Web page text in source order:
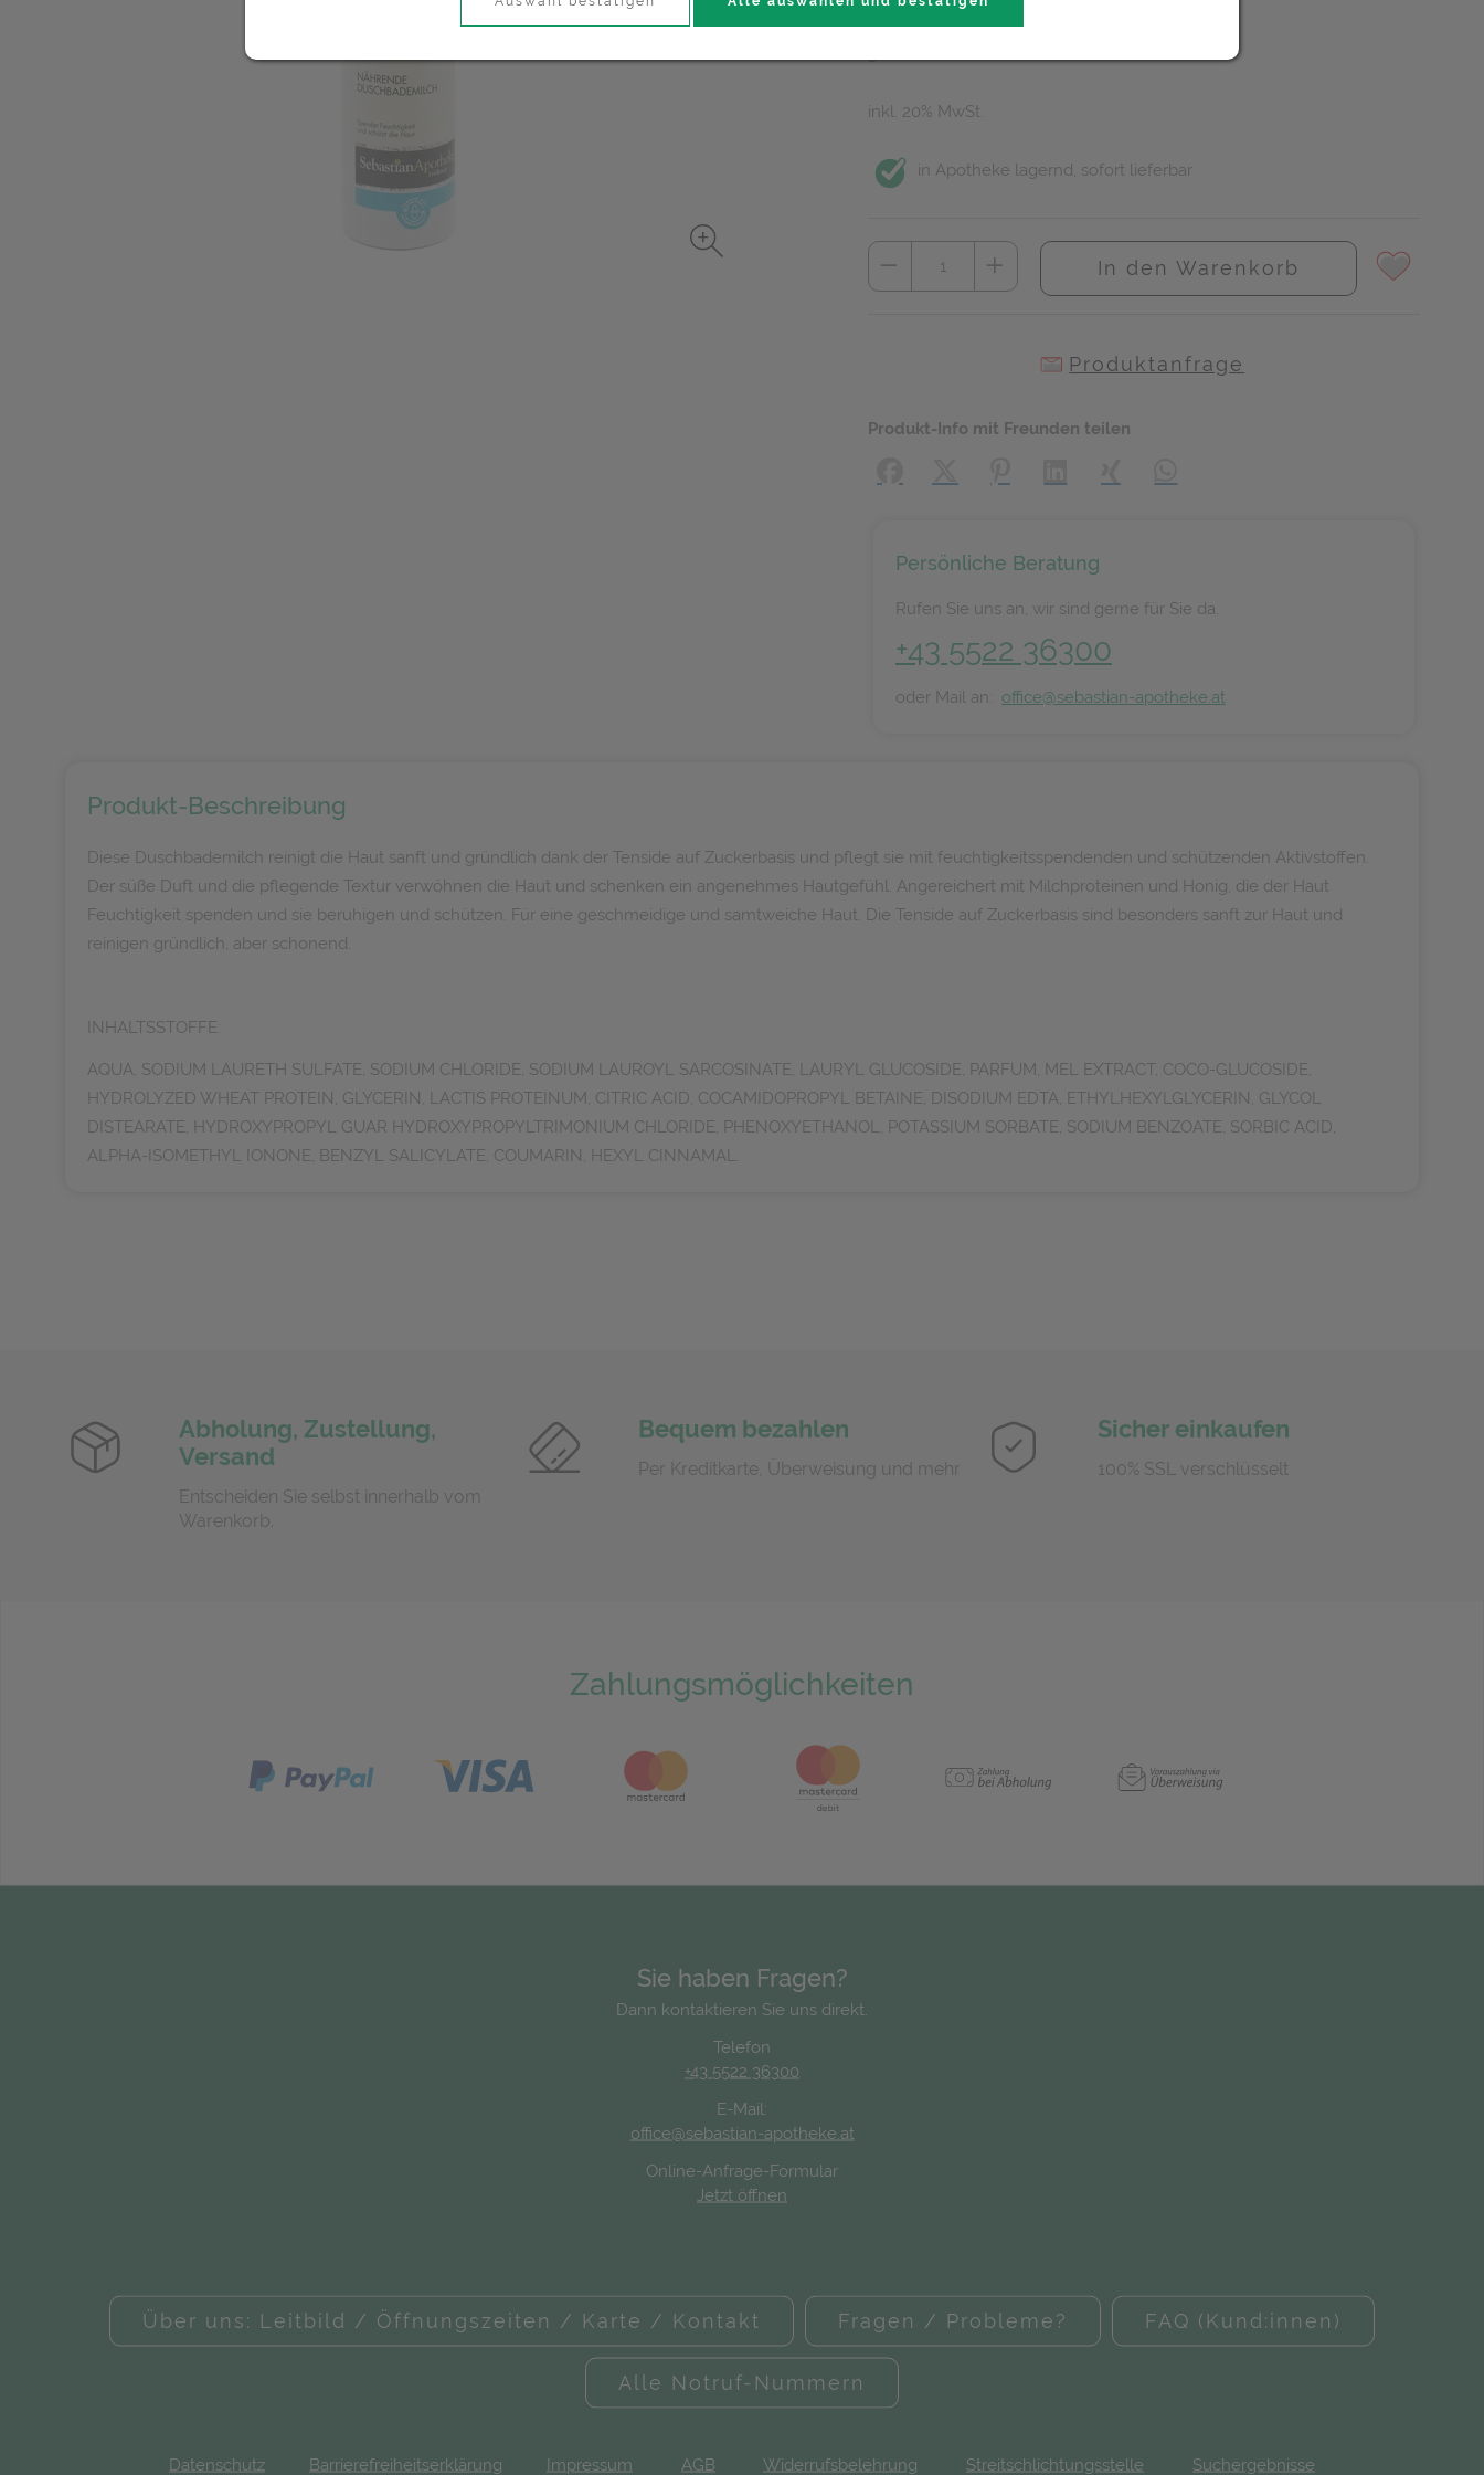
9,90 EUR
inkl. 20% MwSt.
in Apotheke lagernd, sofort lieferbar
In den Warenkorb
Produktanfrage
Produkt-Info mit Freunden teilen
Persönliche Beratung
Rufen Sie uns an, wir sind gerne für Sie da.
+43 5522 36300
oder Mail an: office@sebastian-apotheke.at
Produkt-Beschreibung
Diese Duschbademilch reinigt die Haut sanft und gründlich dank der Tenside auf Zuckerbasis und pflegt sie mit feuchtigkeitsspendenden und schützenden Aktivstoffen.
Der süße Duft und die pflegende Textur verwöhnen die Haut und schenken ein angenehmes Hautgefühl. Angereichert mit Milchproteinen und Honig, die der Haut
Feuchtigkeit spenden und sie beruhigen und schützen. Für eine geschmeidige und samtweiche Haut. Die Tenside auf Zuckerbasis sind besonders sanft zur Haut und
reinigen gründlich, aber schonend.
INHALTSSTOFFE:
AQUA, SODIUM LAURETH SULFATE, SODIUM CHLORIDE, SODIUM LAUROYL SARCOSINATE, LAURYL GLUCOSIDE, PARFUM, MEL EXTRACT, COCO-GLUCOSIDE,
HYDROLYZED WHEAT PROTEIN, GLYCERIN, LACTIS PROTEINUM, CITRIC ACID, COCAMIDOPROPYL BETAINE, DISODIUM EDTA, ETHYLHEXYLGLYCERIN, GLYCOL
DISTEARATE, HYDROXYPROPYL GUAR HYDROXYPROPYLTRIMONIUM CHLORIDE, PHENOXYETHANOL, POTASSIUM SORBATE, SODIUM BENZOATE, SORBIC ACID,
ALPHA-ISOMETHYL IONONE, BENZYL SALICYLATE, COUMARIN, HEXYL CINNAMAL.
Abholung, Zustellung,
Versand
Entscheiden Sie selbst innerhalb vom
Warenkorb.
Bequem bezahlen
Per Kreditkarte, Überweisung und mehr
Sicher einkaufen
100% SSL verschlüsselt
Zahlungsmöglichkeiten
Sie haben Fragen?
Dann kontaktieren Sie uns direkt.
Telefon
+43 5522 36300
E-Mail:
office@sebastian-apotheke.at
Online-Anfrage-Formular
Jetzt öffnen
Über uns: Leitbild / Öffnungszeiten / Karte / Kontakt Fragen / Probleme? FAQ (Kund:innen)
Alle Notruf-Nummern
Datenschutz Barrierefreiheitserklärung Impressum AGB Widerrufsbelehrung Streitschlichtungsstelle Suchergebnisse